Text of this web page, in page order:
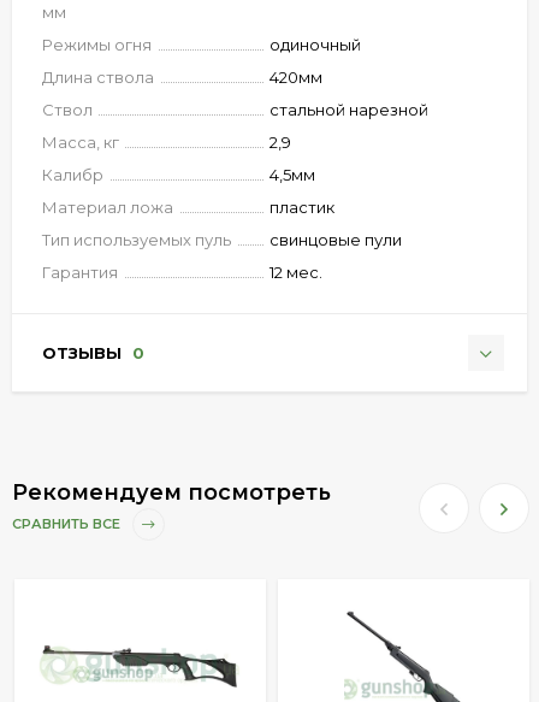
мм
Режимы огня
одиночный
Длина ствола
420мм
Ствол
стальной нарезной
Масса, кг
2,9
Калибр
4,5мм
Материал ложа
пластик
Тип используемых пуль
свинцовые пули
Гарантия
12 мес.
ОТЗЫВЫ 0
Рекомендуем посмотреть
СРАВНИТЬ ВСЕ